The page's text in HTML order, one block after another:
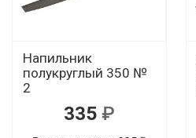
Напильник
полукруглый 350 №
2
335